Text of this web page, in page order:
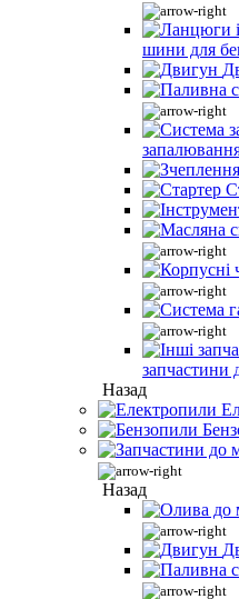
шини для
запчастини
Назад
Назад